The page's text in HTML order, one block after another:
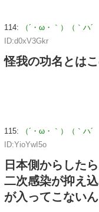
114: （´・ω・｀）（｀ハ
ID:d0xV3Gkr
怪我の功名とは
115: （´・ω・｀）（｀ハ
ID:YioYwI5o
日本側からした
二次感染が抑え
が入ってこない